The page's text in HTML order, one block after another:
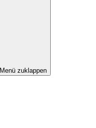
Menü zuklappen